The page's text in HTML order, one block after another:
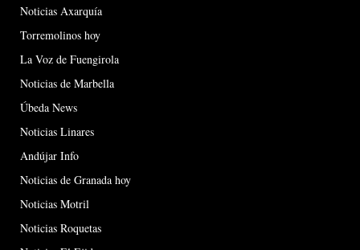
Noticias Axarquía
Torremolinos hoy
La Voz de Fuengirola
Noticias de Marbella
Úbeda News
Noticias Linares
Andújar Info
Noticias de Granada hoy
Noticias Motril
Noticias Roquetas